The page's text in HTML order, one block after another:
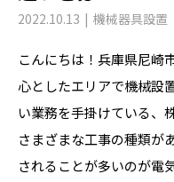
2022.10.13 機械器具設置
こんにちは！兵庫県尼崎
心としたエリアで機械設
い業務を手掛けている、
さまざまな工事の種類が
されることが多いのが電